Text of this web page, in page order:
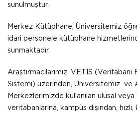
sunulmuştur.
Merkez Kütüphane, Üniversitemiz
idari personele kütüphane
sunmaktadır.
Araştırmacılarımız, VETİS
Sistemi) üzerinden, Üniversitemiz ve
Merkezlerimizde kullanılan ulusal
veritabanlarına, kampüs dışından,